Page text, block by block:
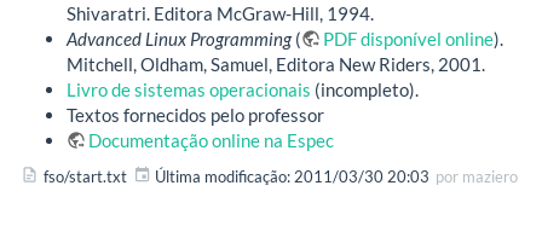
Shivaratri. Editora McGraw-Hill, 1994.
Advanced Linux Programming( PDF disponível online).
Mitchell, Oldham, Samuel, Editora New Riders, 2001.
Livro de sistemas operacionais (incompleto).
Textos fornecidos pelo professor
Documentação online na Espec
fso/start.txt Última modificação: 2011/03/30 20:03 por maziero